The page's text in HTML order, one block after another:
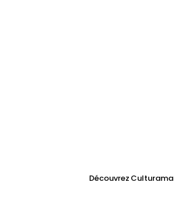
Découvrez Culturama